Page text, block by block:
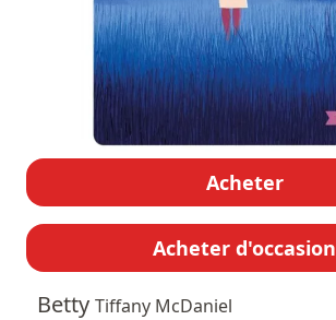
Acheter
Acheter d'occasion
Betty Tiffany McDaniel